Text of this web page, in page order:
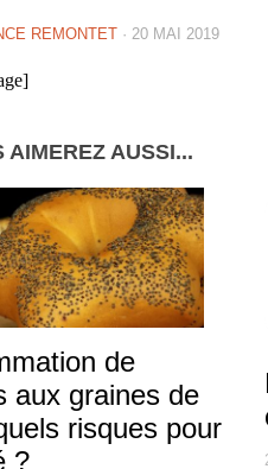
REMONTET · 20 MAI 2019
AIMEREZ AUSSI...
de
aux graines de
risques pour
?